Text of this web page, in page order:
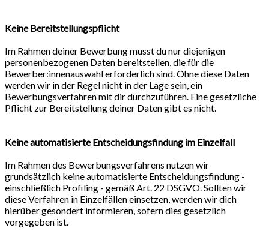
Keine Bereitstellungspflicht
Im Rahmen deiner Bewerbung musst du nur diejenigen
personenbezogenen Daten bereitstellen, die für die
Bewerber:innenauswahl erforderlich sind. Ohne diese Daten
werden wir in der Regel nicht in der Lage sein, ein
Bewerbungsverfahren mit dir durchzuführen. Eine gesetzliche
Pflicht zur Bereitstellung deiner Daten gibt es nicht.
Keine automatisierte Entscheidungsfindung im Einzelfall
Im Rahmen des Bewerbungsverfahrens nutzen wir
grundsätzlich keine automatisierte Entscheidungsfindung -
einschließlich Profiling - gemäß Art. 22 DSGVO. Sollten wir
diese Verfahren in Einzelfällen einsetzen, werden wir dich
hierüber gesondert informieren, sofern dies gesetzlich
vorgegeben ist.